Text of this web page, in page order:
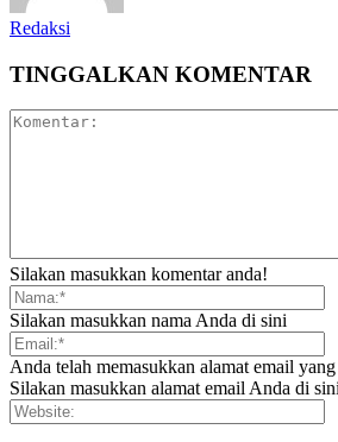
Redaksi
TINGGALKAN KOMENTAR
Silakan masukkan komentar anda!
Silakan masukkan nama Anda di sini
Anda telah memasukkan alamat email
Silakan masukkan alamat email Anda di sini